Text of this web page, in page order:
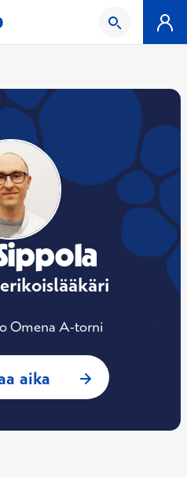
Omena A-torni
aika : Juho Sippola,